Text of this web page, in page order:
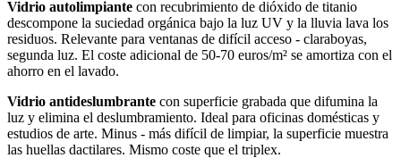
Vidrio autolimpiante con recubrimiento de dióxido de titanio
descompone la suciedad orgánica bajo la luz UV y la lluvia lava los
residuos. Relevante para ventanas de difícil acceso - claraboyas,
segunda luz. El coste adicional de 50-70 euros/m² se amortiza con el
ahorro en el lavado.
Vidrio antideslumbrante con superficie grabada que difumina la
luz y elimina el deslumbramiento. Ideal para oficinas domésticas y
estudios de arte. Minus - más difícil de limpiar, la superficie muestra
las huellas dactilares. Mismo coste que el triplex.